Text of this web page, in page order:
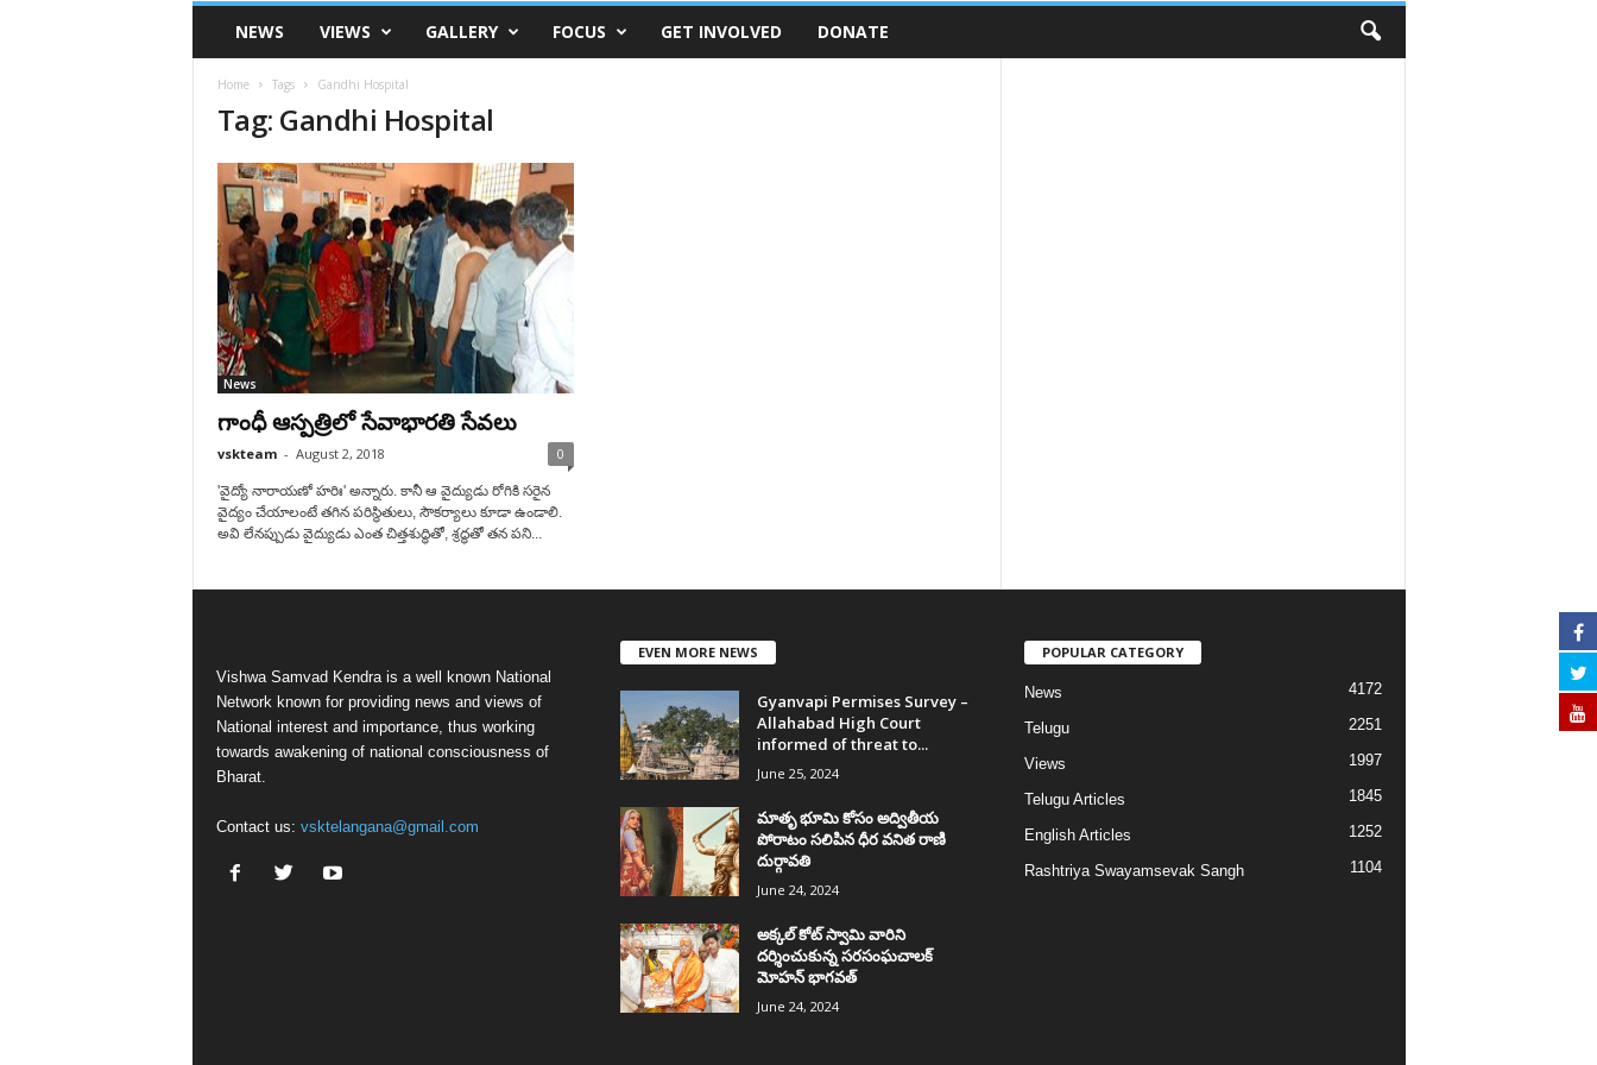
VSK
TelanganaNEWS VIEWS GALLERY FOCUS GET INVOLVED DONATE
Home Tags Gandhi Hospital
Tag: Gandhi Hospital
News
గాంధీ ఆస్పత్రిలో సేవాభారతి సేవలు
vskteam - August 2, 2018 0
'వైద్యో నారాయణో హరిః' అన్నారు. కానీ ఆ వైద్యుడు రోగికి సరైన
వైద్యం చేయాలంటే తగిన పరిస్థితులు, సౌకర్యాలు కూడా ఉండాలి.
అవి లేనప్పుడు వైద్యుడు ఎంత చిత్తశుద్ధితో, శ్రద్ధతో తన పని...
Vishwa Samvad Kendra is a well known National
Network known for providing news and views of
National interest and importance, thus working
towards awakening of national consciousness of
Bharat.
Contact us: vsktelangana@gmail.com
EVEN MORE NEWS
Gyanvapi Permises Survey –
Allahabad High Court
informed of threat to...
June 25, 2024
మాతృ భూమి కోసం అద్వితీయ
పోరాటం సలిపిన ధీర వనిత రాణి
దుర్గావతి
June 24, 2024
అక్కల్‌ కోట్‌ స్వామి వారిని
దర్శించుకున్న సరసంఘచాలక్
మోహన్ భాగవత్
June 24, 2024
POPULAR CATEGORY
News 4172
Telugu 2251
Views 1997
Telugu Articles 1845
English Articles 1252
Rashtriya Swayamsevak Sangh 1104